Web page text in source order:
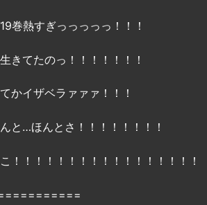
巻熱すぎっっっっっ！！！
きてたのっ！！！！！！！
かイザベラァァァ！！！
と…ほんとさ！！！！！！！！
！！！！！！！！！！！！！！！！！